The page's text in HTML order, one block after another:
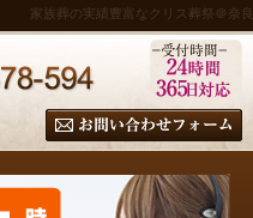
家族葬の実績豊富なクリス葬祭＠奈良